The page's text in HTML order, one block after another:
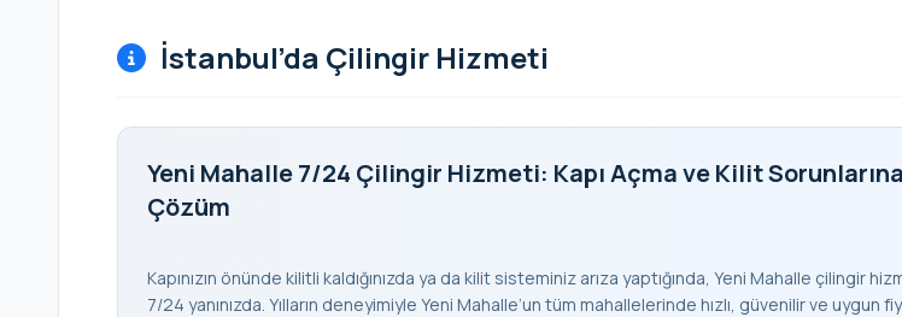
İstanbul’da Çilingir Hizmeti
Yeni Mahalle 7/24 Çilingir Hizmeti: Kapı Açma ve Kilit Sorunlarına
Çözüm
Kapınızın önünde kilitli kaldığınızda ya da kilit sisteminiz arıza yaptığında, Yeni Mahalle çilingir
7/24 yanınızda. Yılların deneyimiyle Yeni Mahalle’un tüm mahallelerinde hızlı, güvenilir ve uygun